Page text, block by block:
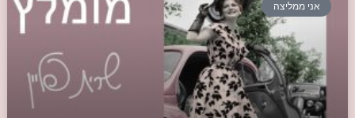
אני ממליצה